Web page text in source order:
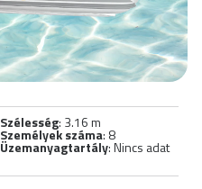
Szélesség: 3.16 m
Személyek száma: 8
Üzemanyagtartály: Nincs adat